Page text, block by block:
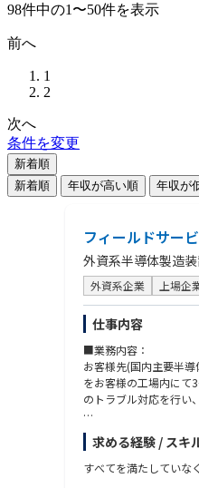
98件中の1〜50件を表示
前へ
1
2
次へ
条件を変更
新着順
新着順
年収が高い順 年収が
フィールドサー
外資系半導体製造
外資系企業 上場企
仕事内容
■業務内容：
お客様先(国内主要半
をお客様の工場内にて
のトラブル対応を行い
※米国が本社のため、
■業務内容詳細
求める経験 / スキ
すべてを満たしていな